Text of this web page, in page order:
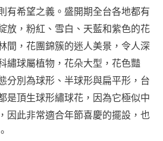
有希望之義。盛開期全台各地都有
放，粉紅、雪白、天藍和紫色的花
間，花團錦簇的迷人美景，令人深
繡球屬植物，花朵大型，花色豔
分別為球形、半球形與扁平形，台
是頂生球形繡球花，因為它極似中
因此非常適合年節喜慶的擺設，也